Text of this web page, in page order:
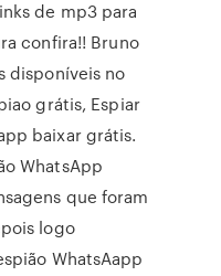
de mp3 para
confira!! Bruno
disponíveis no
grátis, Espiar
baixar grátis.
WhatsApp
que foram
logo
WhatsAapp